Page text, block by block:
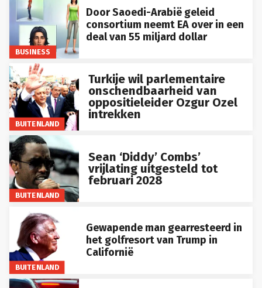
BUSINESS
Door Saoedi-Arabië geleid
consortium neemt EA over in een
deal van 55 miljard dollar
BUITENLAND
Turkije wil parlementaire
onschendbaarheid van
oppositieleider Ozgur Ozel
intrekken
BUITENLAND
Sean ‘Diddy’ Combs’
vrijlating uitgesteld tot
februari 2028
BUITENLAND
Gewapende man gearresteerd in
het golfresort van Trump in
Californië